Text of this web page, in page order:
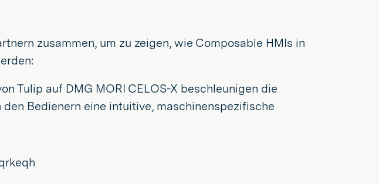
zusammen, um zu zeigen, wie Composable HMIs in
Tulip auf DMG MORI CELOS-X beschleunigen die
Bedienern eine intuitive, maschinenspezifische